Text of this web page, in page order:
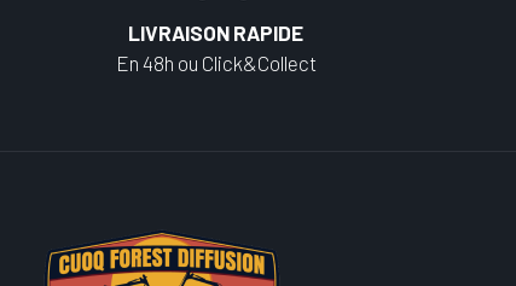
LIVRAISON RAPIDE
En 48h ou Click&Collect